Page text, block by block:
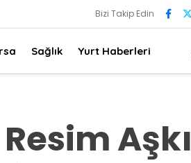
Bizi Takip Edin
Sağlık Yurt Haberleri
Aşkı